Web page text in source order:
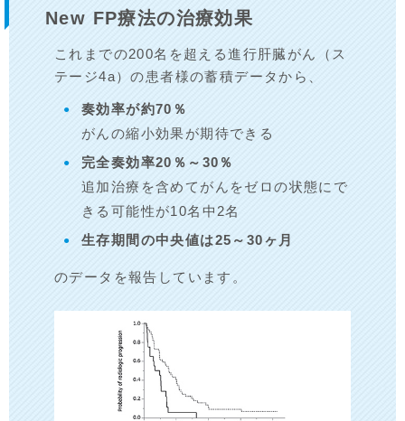
New FP療法の治療効果
これまでの200名を超える進行肝臓がん（ス
テージ4a）の患者様の蓄積データから、
奏効率が約70％
がんの縮小効果が期待できる
完全奏効率20％～30％
追加治療を含めてがんをゼロの状態にで
きる可能性が10名中2名
生存期間の中央値は25～30ヶ月
のデータを報告しています。